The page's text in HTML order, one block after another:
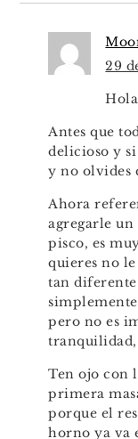
29
Antes que
delicioso y
y no olvides
Ahora
agregarle
pisco, es
quieres no
tan
pero no es
tranquilidad,
Ten ojo con
primera
porque el
horno ya va